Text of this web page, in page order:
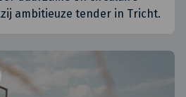
ambitieuze tender in Tricht.